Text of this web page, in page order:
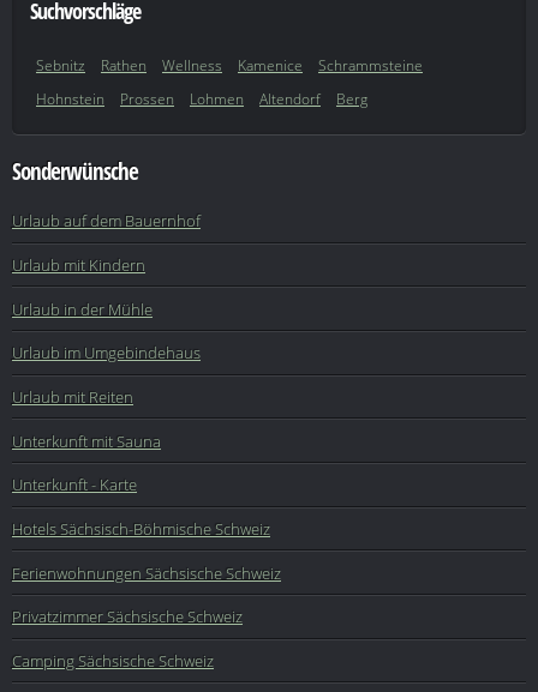
Suchvorschläge
Sebnitz Rathen Wellness Kamenice
Schrammsteine
Hohnstein
Prossen Lohmen Altendorf Berg
Sonderwünsche
Urlaub auf dem Bauernhof
Urlaub mit Kindern
Urlaub in der Mühle
Urlaub im Umgebindehaus
Urlaub mit Reiten
Unterkunft mit Sauna
Unterkunft - Karte
Hotels Sächsisch-Böhmische Schweiz
Ferienwohnungen Sächsische Schweiz
Privatzimmer Sächsische Schweiz
Camping Sächsische Schweiz